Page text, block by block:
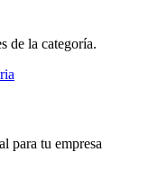
de la categoría.
para tu empresa